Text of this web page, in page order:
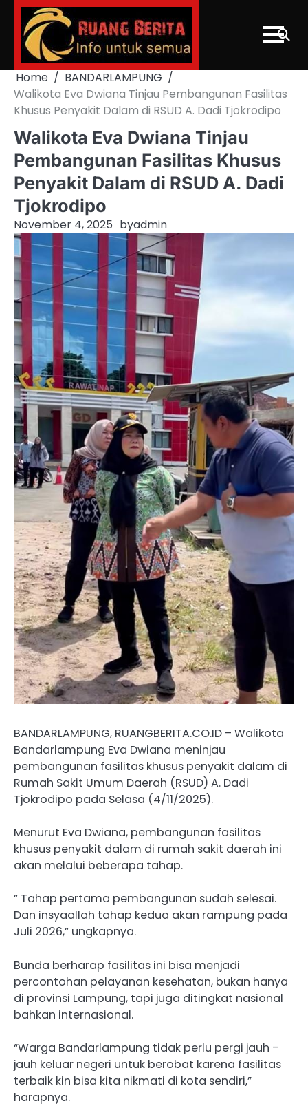
Skip
content
Home
BANDARLAMPUNG
Walikota Eva Dwiana Tinjau Pembangunan Fasilitas
Khusus Penyakit Dalam di RSUD A. Dadi Tjokrodipo
Walikota Eva Dwiana Tinjau
Pembangunan Fasilitas Khusus
Penyakit Dalam di RSUD A. Dadi
Tjokrodipo
November 4, 2025 byadmin
BANDARLAMPUNG, RUANGBERITA.CO.ID – Walikota
Bandarlampung Eva Dwiana meninjau
pembangunan fasilitas khusus penyakit dalam di
Rumah Sakit Umum Daerah (RSUD) A. Dadi
Tjokrodipo pada Selasa (4/11/2025).
Menurut Eva Dwiana, pembangunan fasilitas
khusus penyakit dalam di rumah sakit daerah ini
akan melalui beberapa tahap.
” Tahap pertama pembangunan sudah selesai.
Dan insyaallah tahap kedua akan rampung pada
Juli 2026,” ungkapnya.
Bunda berharap fasilitas ini bisa menjadi
percontohan pelayanan kesehatan, bukan hanya
di provinsi Lampung, tapi juga ditingkat nasional
bahkan internasional.
“Warga Bandarlampung tidak perlu pergi jauh –
jauh keluar negeri untuk berobat karena fasilitas
terbaik kin bisa kita nikmati di kota sendiri,”
harapnya.